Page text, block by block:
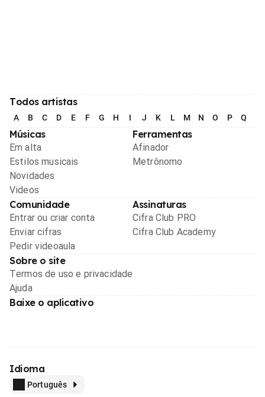
Todos artistas
A B C D E F G H I J K L M N O P Q
Músicas
Em alta
Estilos musicais
Novidades
Videos
Ferramentas
Afinador
Metrônomo
Comunidade
Entrar ou criar conta
Enviar cifras
Pedir videoaula
Assinaturas
Cifra Club PRO
Cifra Club Academy
Sobre o site
Termos de uso e privacidade
Ajuda
Baixe o aplicativo
Idioma
Português